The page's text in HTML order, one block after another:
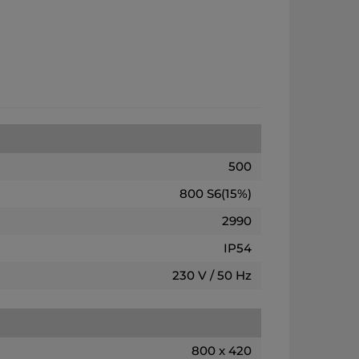
500
800 S6(15%)
2990
IP54
230 V / 50 Hz
800 x 420